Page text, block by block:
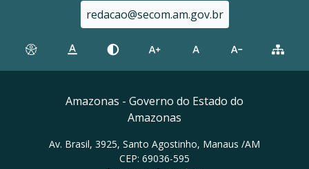
redacao@secom.am.gov.br
Amazonas - Governo do Estado do
Amazonas
Av. Brasil, 3925, Santo Agostinho, Manaus /AM
CEP: 69036-595